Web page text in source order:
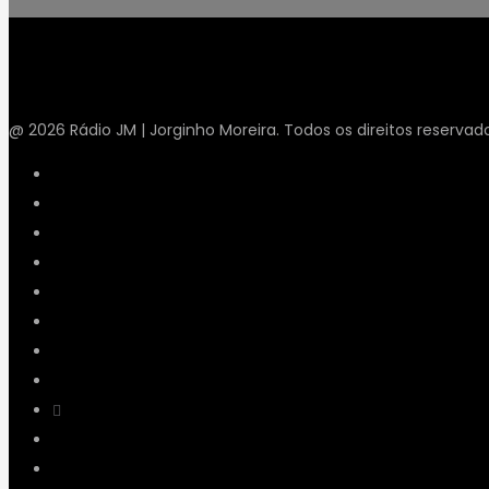
@ 2026 Rádio JM | Jorginho Moreira. Todos os direitos